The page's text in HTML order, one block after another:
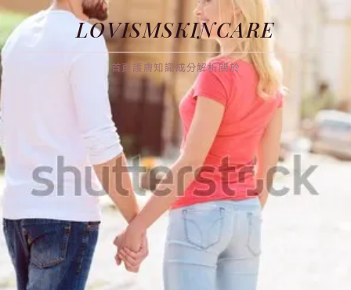
LOVISMSKINCARE
首頁 護膚知識 成分解析關於